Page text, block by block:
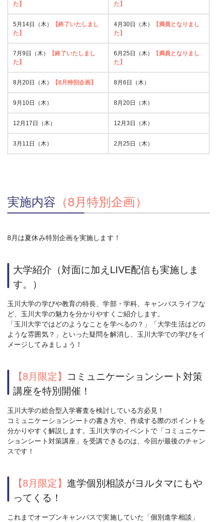
た】
た】
5月14日（木）
【終了いたしまし
た】
4月30日（木）
【満員となりまし
た】
7月9日（木）
【終了いたしまし
た】
6月25日（木）
【満員となりまし
た】
8月20日（木） 【8月特別企画】 8月6日（木）
9月10日（木） 8月20日（木）
12月17日（木） 12月3日（木）
3月11日（木） 2月25日（木）
実施内容 （8月特別企画）
8月は夏休み特別企画を実施します！
大学紹介（対面に加えLIVE配信も実施しま
す。）
玉川大学の学びや教育の特長、学部・学科、キャンパスライフな
ど、玉川大学の魅力を分かりやすくご紹介します。
「玉川大学ではどのようなことを学べるの？」「大学生活はどの
ような雰囲気？」といった疑問を解消し、玉川大学での学びをイ
メージしてみましょう！
【8月限定】
コミュニケーションシート対策
講座を特別開催！
玉川大学の総合型入学審査を検討している方必見！
コミュニケーションシートの書き方や、作成する際のポイントを
分かりやすく解説します。玉川大学のイベントで「コミュニケー
ションシート対策講座」を受講できるのは、今回が最後のチャン
スです！
【8月限定】 進学個別相談がヨルタマにもや
ってくる！
これまでオープンキャンパスで実施していた「個別進学相談」